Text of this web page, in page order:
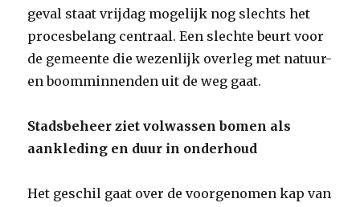
geval staat vrijdag mogelijk nog slechts het
procesbelang centraal. Een slechte beurt voor
de gemeente die wezenlijk overleg met natuur-
en boomminnenden uit de weg gaat.
Stadsbeheer ziet volwassen bomen als
aankleding en duur in onderhoud
Het geschil gaat over de voorgenomen kap van